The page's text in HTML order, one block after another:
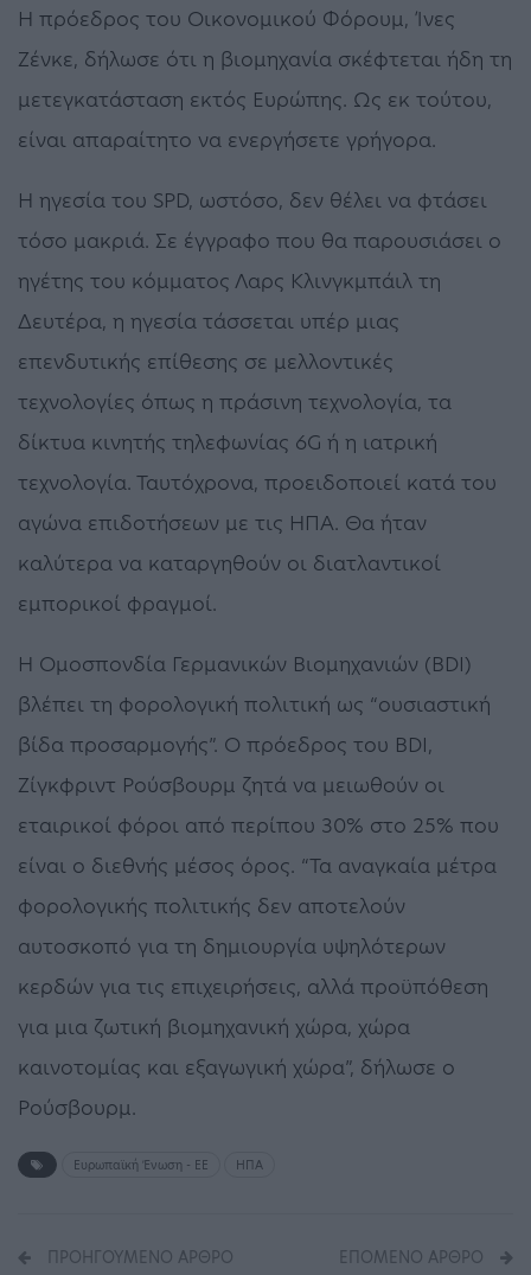
Η πρόεδρος του Οικονομικού Φόρουμ, Ίνες
Ζένκε, δήλωσε ότι η βιομηχανία σκέφτεται ήδη τη
μετεγκατάσταση εκτός Ευρώπης. Ως εκ τούτου,
είναι απαραίτητο να ενεργήσετε γρήγορα.
Η ηγεσία του SPD, ωστόσο, δεν θέλει να φτάσει
τόσο μακριά. Σε έγγραφο που θα παρουσιάσει ο
ηγέτης του κόμματος Λαρς Κλινγκμπάιλ τη
Δευτέρα, η ηγεσία τάσσεται υπέρ μιας
επενδυτικής επίθεσης σε μελλοντικές
τεχνολογίες όπως η πράσινη τεχνολογία, τα
δίκτυα κινητής τηλεφωνίας 6G ή η ιατρική
τεχνολογία. Ταυτόχρονα, προειδοποιεί κατά του
αγώνα επιδοτήσεων με τις ΗΠΑ. Θα ήταν
καλύτερα να καταργηθούν οι διατλαντικοί
εμπορικοί φραγμοί.
Η Ομοσπονδία Γερμανικών Βιομηχανιών (BDI)
βλέπει τη φορολογική πολιτική ως “ουσιαστική
βίδα προσαρμογής”. Ο πρόεδρος του BDI,
Ζίγκφριντ Ρούσβουρμ ζητά να μειωθούν οι
εταιρικοί φόροι από περίπου 30% στο 25% που
είναι ο διεθνής μέσος όρος. “Τα αναγκαία μέτρα
φορολογικής πολιτικής δεν αποτελούν
αυτοσκοπό για τη δημιουργία υψηλότερων
κερδών για τις επιχειρήσεις, αλλά προϋπόθεση
για μια ζωτική βιομηχανική χώρα, χώρα
καινοτομίας και εξαγωγική χώρα”, δήλωσε ο
Ρούσβουρμ.
Ευρωπαϊκή Ένωση - ΕΕ ΗΠΑ
ΠΡΟΗΓΟΎΜΕΝΟ ΆΡΘΡΟ ΕΠΌΜΕΝΟ ΆΡΘΡΟ